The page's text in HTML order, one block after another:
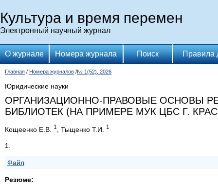
Культура и время перемен
Электронный научный журнал
О журнале Номера журнала Поиск Правила
Главная / Номера журналов /№ 1(52), 2026
Юридические науки
ОРГАНИЗАЦИОННО-ПРАВОВЫЕ ОСНОВЫ
БИБЛИОТЕК (НА ПРИМЕРЕ МУК ЦБС Г.
Кощеенко Е.В. 1 , Тыщенко Т.И. 1
1.
Файл
Резюме: